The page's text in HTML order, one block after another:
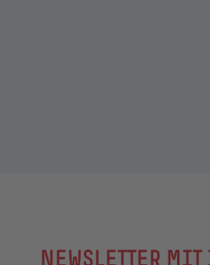
NEWSLETTER